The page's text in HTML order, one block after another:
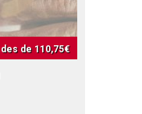
des de 110,75€